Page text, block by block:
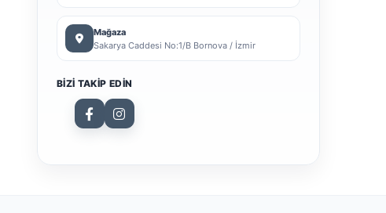
Mağaza
Sakarya Caddesi No:1/B Bornova / İzmir
BIZI TAKIP EDIN